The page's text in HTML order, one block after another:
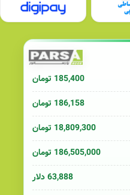
185,400 تومان
186,158 تومان
18,809,300 تومان
186,505,000 تومان
63,888 دلار